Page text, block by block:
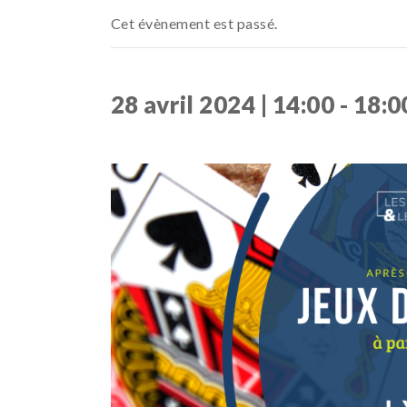
Cet évènement est passé.
28 avril 2024 | 14:00 -